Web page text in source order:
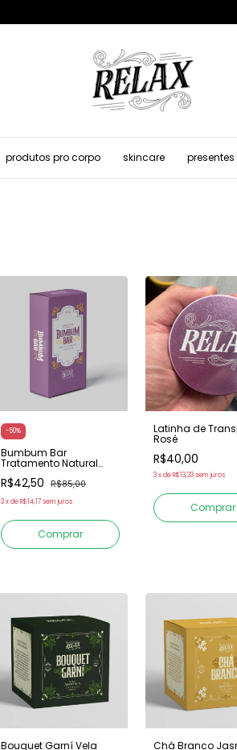
produtos pro corpo skincare presentes
-50%
Bumbum Bar
Tratamento Natural
R$42,50 R$85,00
3xdeR$14,17sem juros
Latinha de
Rosé
R$40,00
3xdeR$13,33sem juros
Bouquet Garní Vela Chá Branco